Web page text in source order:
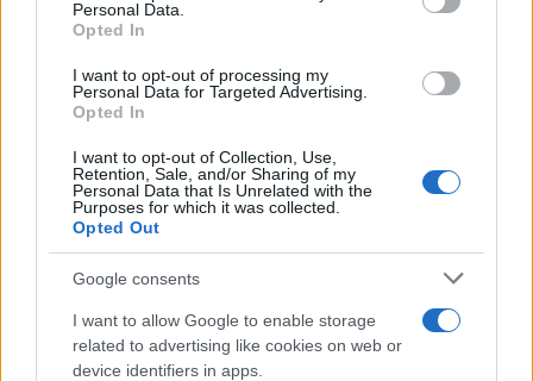
Personal Data.
Opted In
I want to opt-out of processing my
Personal Data for Targeted Advertising.
Opted In
I want to opt-out of Collection, Use,
Retention, Sale, and/or Sharing of my
Personal Data that Is Unrelated with the
Purposes for which it was collected.
Opted Out
Google consents
I want to allow Google to enable storage
related to advertising like cookies on web or
device identifiers in apps.